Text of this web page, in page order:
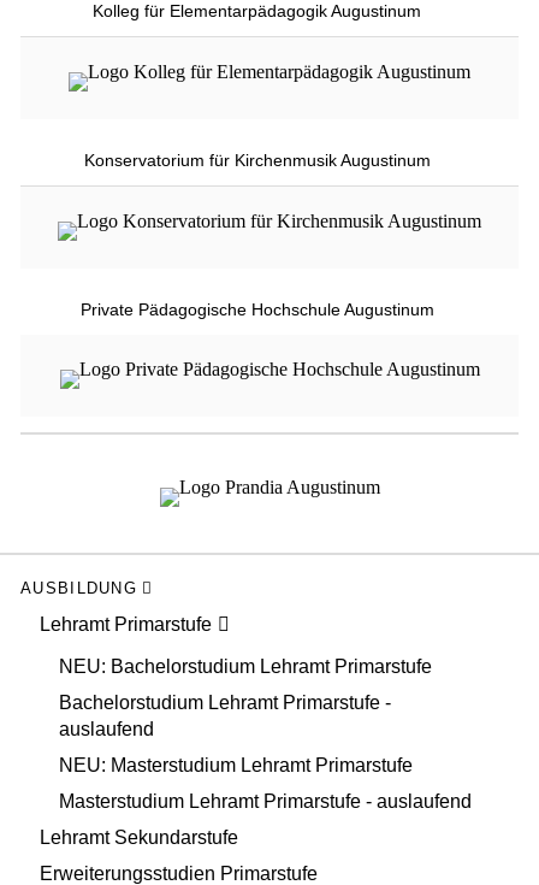
Kolleg für Elementarpädagogik Augustinum
Konservatorium für Kirchenmusik Augustinum
Private Pädagogische Hochschule Augustinum
AUSBILDUNG
Lehramt Primarstufe
NEU: Bachelorstudium Lehramt Primarstufe
Bachelorstudium Lehramt Primarstufe -
auslaufend
NEU: Masterstudium Lehramt Primarstufe
Masterstudium Lehramt Primarstufe - auslaufend
Lehramt Sekundarstufe
Erweiterungsstudien Primarstufe